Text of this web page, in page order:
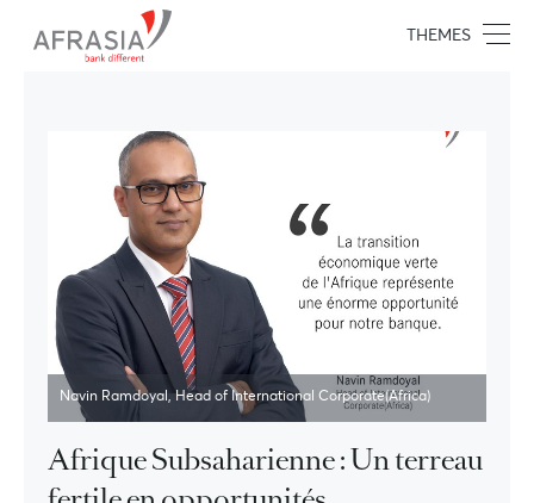
THEMES
Navin Ramdoyal, Head of International Corporate(Africa)
Afrique Subsaharienne : Un terreau